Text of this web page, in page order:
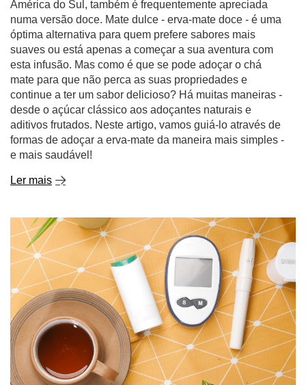
América do Sul, também é frequentemente apreciada
numa versão doce. Mate dulce - erva-mate doce - é uma
óptima alternativa para quem prefere sabores mais
suaves ou está apenas a começar a sua aventura com
esta infusão. Mas como é que se pode adoçar o chá
mate para que não perca as suas propriedades e
continue a ter um sabor delicioso? Há muitas maneiras -
desde o açúcar clássico aos adoçantes naturais e
aditivos frutados. Neste artigo, vamos guiá-lo através de
formas de adoçar a erva-mate da maneira mais simples -
e mais saudável!
Ler mais